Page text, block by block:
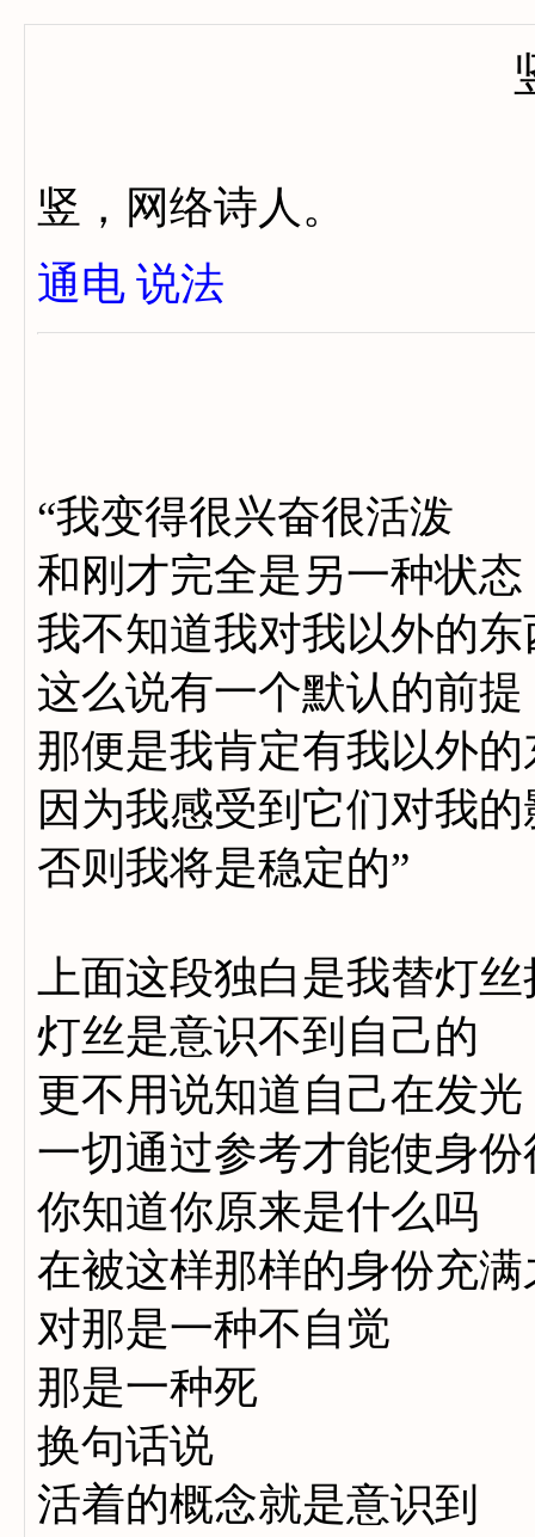
竖，网络诗人。
通电 说法
“我变得很兴奋很活泼
和刚才完全是另一种状态
我不知道我对我以外的
这么说有一个默认的前提
那便是我肯定有我以外
因为我感受到它们对我的
否则我将是稳定的”
上面这段独白是我替灯
灯丝是意识不到自己的
更不用说知道自己在发光
一切通过参考才能使身
你知道你原来是什么吗
在被这样那样的身份充满
对那是一种不自觉
那是一种死
换句话说
活着的概念就是意识到